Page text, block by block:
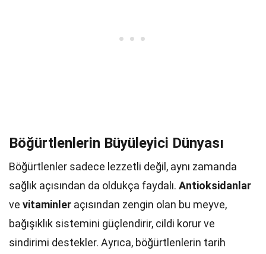
Böğürtlenlerin Büyüleyici Dünyası
Böğürtlenler sadece lezzetli değil, aynı zamanda
sağlık açısından da oldukça faydalı. Antioksidanlar
ve vitaminler açısından zengin olan bu meyve,
bağışıklık sistemini güçlendirir, cildi korur ve
sindirimi destekler. Ayrıca, böğürtlenlerin tarih